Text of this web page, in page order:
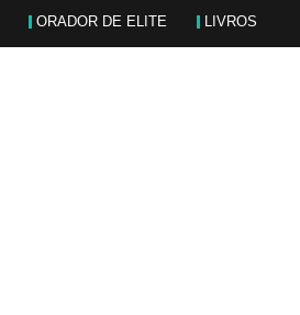
ORADOR DE ELITE LIVROS